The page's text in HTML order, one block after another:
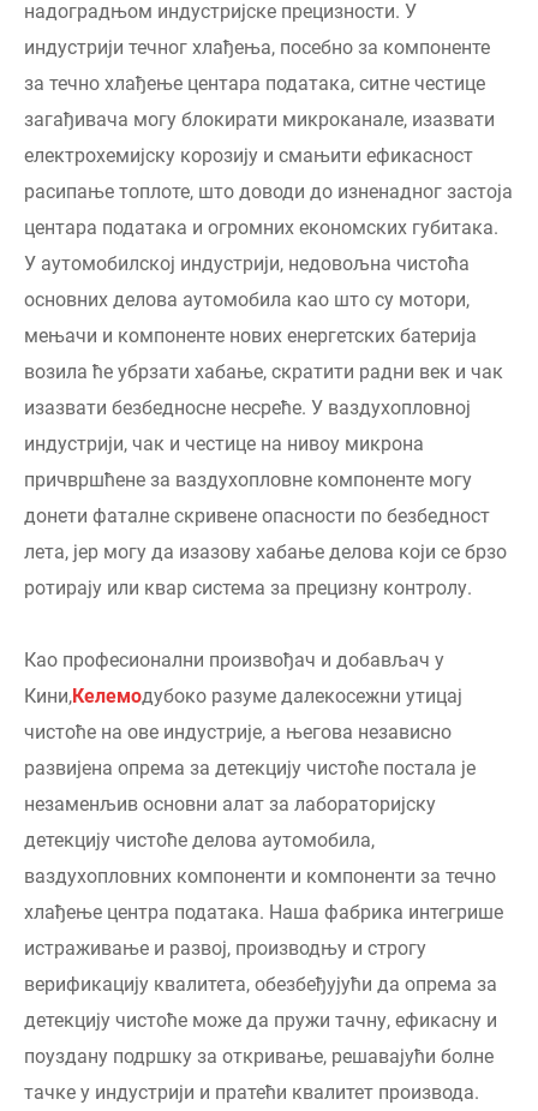
надоградњом индустријске прецизности. У
индустрији течног хлађења, посебно за компоненте
за течно хлађење центара података, ситне честице
загађивача могу блокирати микроканале, изазвати
електрохемијску корозију и смањити ефикасност
расипање топлоте, што доводи до изненадног застоја
центара података и огромних економских губитака.
У аутомобилској индустрији, недовољна чистоћа
основних делова аутомобила као што су мотори,
мењачи и компоненте нових енергетских батерија
возила ће убрзати хабање, скратити радни век и чак
изазвати безбедносне несреће. У ваздухопловној
индустрији, чак и честице на нивоу микрона
причвршћене за ваздухопловне компоненте могу
донети фаталне скривене опасности по безбедност
лета, јер могу да изазову хабање делова који се брзо
ротирају или квар система за прецизну контролу.
Као професионални произвођач и добављач у
Кини,Келемодубоко разуме далекосежни утицај
чистоће на ове индустрије, а његова независно
развијена опрема за детекцију чистоће постала је
незаменљив основни алат за лабораторијску
детекцију чистоће делова аутомобила,
ваздухопловних компоненти и компоненти за течно
хлађење центра података. Наша фабрика интегрише
истраживање и развој, производњу и строгу
верификацију квалитета, обезбеђујући да опрема за
детекцију чистоће може да пружи тачну, ефикасну и
поуздану подршку за откривање, решавајући болне
тачке у индустрији и пратећи квалитет производа.